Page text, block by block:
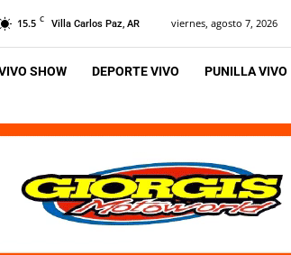
15.5 C Villa Carlos Paz, AR viernes, agosto 7, 2026
SHOW DEPORTE VIVO PUNILLA VIVO